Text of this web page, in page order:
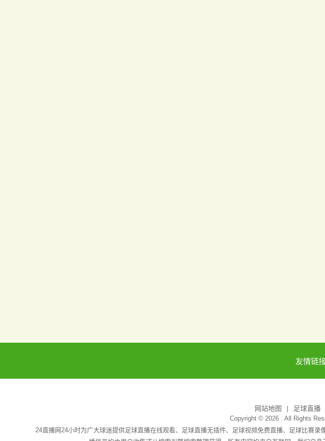
友情链
网站地图 足球直播
Copyright © 2026 . All Rights
24直播网24小时为广大球迷提供足球直播在线观看、足球直播无插件、足球视频免费直播、足球比赛